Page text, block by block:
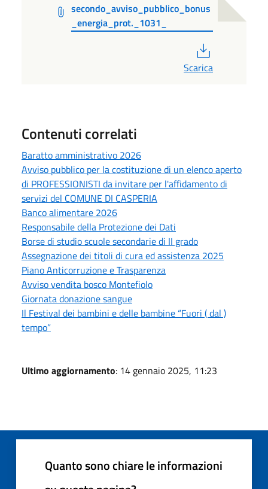
secondo_avviso_pubblico_bonus
_energia_prot._1031_
Scarica
Contenuti correlati
Baratto amministrativo 2026
Avviso pubblico per la costituzione di un elenco aperto
di PROFESSIONISTI da invitare per l'affidamento di
servizi del COMUNE DI CASPERIA
Banco alimentare 2026
Responsabile della Protezione dei Dati
Borse di studio scuole secondarie di II grado
Assegnazione dei titoli di cura ed assistenza 2025
Piano Anticorruzione e Trasparenza
Avviso vendita bosco Montefiolo
Giornata donazione sangue
Il Festival dei bambini e delle bambine “Fuori ( dal )
tempo”
Ultimo aggiornamento: 14 gennaio 2025, 11:23
Quanto sono chiare le informazioni